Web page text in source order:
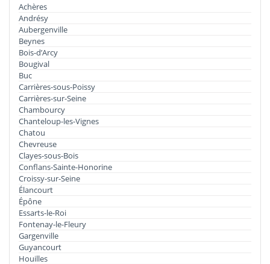
Achères
Andrésy
Aubergenville
Beynes
Bois-d’Arcy
Bougival
Buc
Carrières-sous-Poissy
Carrières-sur-Seine
Chambourcy
Chanteloup-les-Vignes
Chatou
Chevreuse
Clayes-sous-Bois
Conflans-Sainte-Honorine
Croissy-sur-Seine
Élancourt
Épône
Essarts-le-Roi
Fontenay-le-Fleury
Gargenville
Guyancourt
Houilles